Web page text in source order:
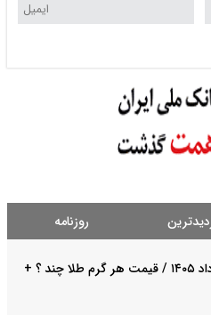
روزنامه
۱۷ مرداد ۱۴۰۵ / قیمت هر گرم طلا چند ؟ +